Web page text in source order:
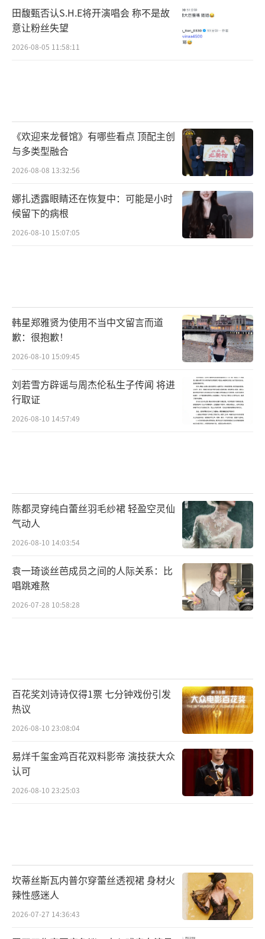
田馥甄否认S.H.E将开演唱会 称不是故
意让粉丝失望
2026-08-05 11:58:11
《欢迎来龙餐馆》有哪些看点 顶配主创
与多类型融合
2026-08-08 13:32:56
娜扎透露眼睛还在恢复中：可能是小时
候留下的病根
2026-08-10 15:07:05
韩星郑雅贤为使用不当中文留言而道
歉：很抱歉！
2026-08-10 15:09:45
刘若雪方辟谣与周杰伦私生子传闻 将进
行取证
2026-08-10 14:57:49
陈都灵穿纯白蕾丝羽毛纱裙 轻盈空灵仙
气动人
2026-08-10 14:03:54
袁一琦谈丝芭成员之间的人际关系：比
唱跳难熬
2026-07-28 10:58:28
百花奖刘诗诗仅得1票 七分钟戏份引发
热议
2026-08-10 23:08:04
易烊千玺金鸡百花双料影帝 演技获大众
认可
2026-08-10 23:25:03
坎蒂丝斯瓦内普尔穿蕾丝透视裙 身材火
辣性感迷人
2026-07-27 14:36:43